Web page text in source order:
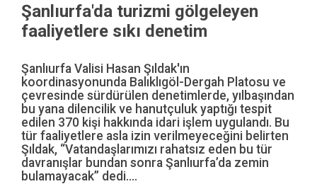
Şanlıurfa'da turizmi gölgeleyen
faaliyetlere sıkı denetim
Şanlıurfa Valisi Hasan Şıldak'ın
koordinasyonunda Balıklıgöl-Dergah Platosu ve
çevresinde sürdürülen denetimlerde, yılbaşından
bu yana dilencilik ve hanutçuluk yaptığı tespit
edilen 370 kişi hakkında idari işlem uygulandı. Bu
tür faaliyetlere asla izin verilmeyeceğini belirten
Şıldak, “Vatandaşlarımızı rahatsız eden bu tür
davranışlar bundan sonra Şanlıurfa’da zemin
bulamayacak” dedi....